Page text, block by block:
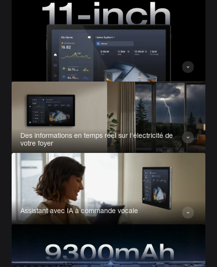
Des informations en temps réel sur l'électricité de
votre foyer
Assistant avec IA à commande vocale